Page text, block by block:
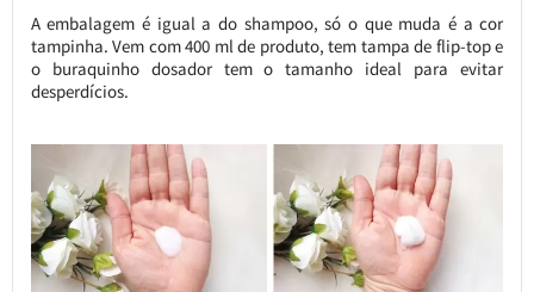
A embalagem é igual a do shampoo, só o que muda é a cor
tampinha. Vem com 400 ml de produto, tem tampa de flip-top e
o buraquinho dosador tem o tamanho ideal para evitar
desperdícios.